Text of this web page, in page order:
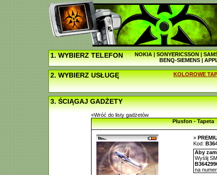
1. WYBIERZ TELEFON NOKIA|SONYERICSSON|
BENQ-SIEMENS|
2. WYBIERZ USŁUGĘ KOLOROWE
3. ŚCIĄGAJ GADŻETY
«Wróć do listy gadżetów
Plusfon - Tapeta
»
Kod:
Aby
Wyślij
na